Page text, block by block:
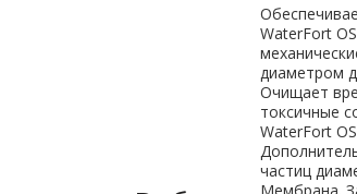
WaterFort
диаметром
Очищает
токсичные
WaterFort
частиц